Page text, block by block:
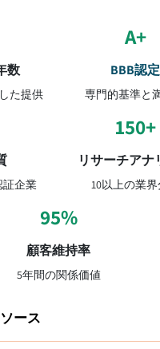
数
た提供
A+
BBB認定
専門的基準と
証企業
150+
リサーチアナ
10以上の業
95%
顧客維持率
5年間の関係価値
ース